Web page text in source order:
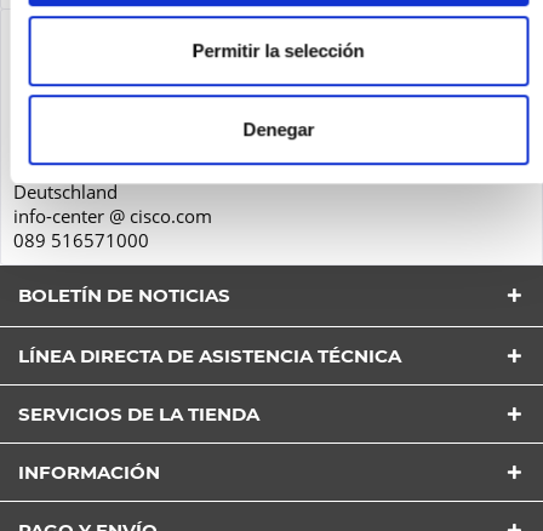
Permitir la selección
Denegar
He leído laPolítica de Privacidadentender y estar
de acuerdo*
Los campos con * son obligatorios
Parkring 20D
Garching
Deutschland
info-center @ cisco.com
089 516571000
BOLETÍN DE NOTICIAS
LÍNEA DIRECTA DE ASISTENCIA TÉCNICA
SERVICIOS DE LA TIENDA
INFORMACIÓN